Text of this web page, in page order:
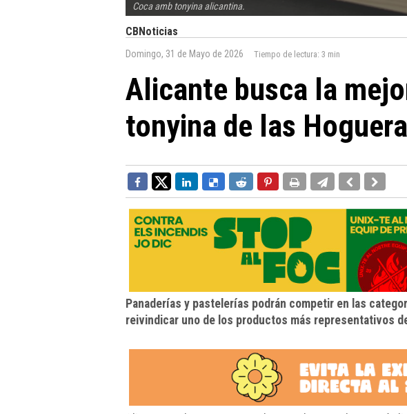
Coca amb tonyina alicantina.
CBNoticias
Domingo, 31 de Mayo de 2026 Tiempo de lectura: 3 min
Alicante busca la
tonyina de las
Panaderías y pastelerías podrán competir en las
reivindicar uno de los productos más representativos